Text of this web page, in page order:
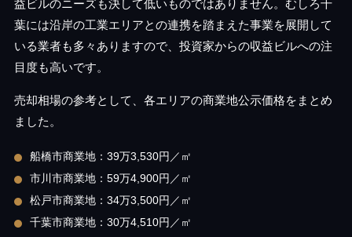
益ビルのニーズも決して低いものではありません。むしろ千
葉には沿岸の工業エリアとの連携を踏まえた事業を展開して
いる業者も多々ありますので、投資家からの収益ビルへの注
目度も高いです。
売却相場の参考として、各エリアの商業地公示価格をまとめ
ました。
船橋市商業地：39万3,530円／㎡
市川市商業地：59万4,900円／㎡
松戸市商業地：34万3,500円／㎡
千葉市商業地：30万4,510円／㎡